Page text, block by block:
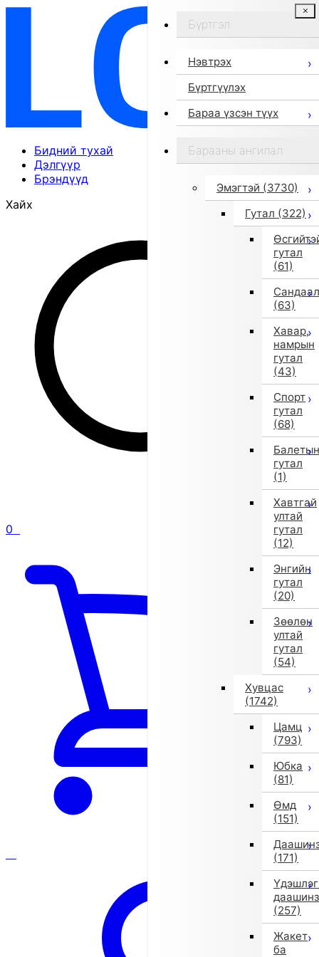
Бидний тухай
Дэлгүүр
Брэндүүд
Хайх
0
Бүртгэл
Нэвтрэх
Бүртгүүлэх
Бараа үзсэн түүх
Барааны ангилал
Эмэгтэй (3730)
Гутал (322)
гутал
(61)
Сандаал
(63)
Хавар,
намрын
гутал
(43)
Спорт
гутал
(68)
Балетын
гутал
(1)
Хавтгай
ултай
гутал
(12)
Энгийн
гутал
(20)
Зөөлөн
ултай
гутал
(54)
Хувцас
(1742)
Цамц
(793)
Юбка
(81)
Өмд
(151)
(171)
даашинз
(257)
Жакет
ба